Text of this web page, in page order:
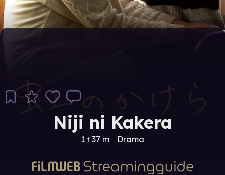
Niji ni Kakera
1 t 37 m Drama